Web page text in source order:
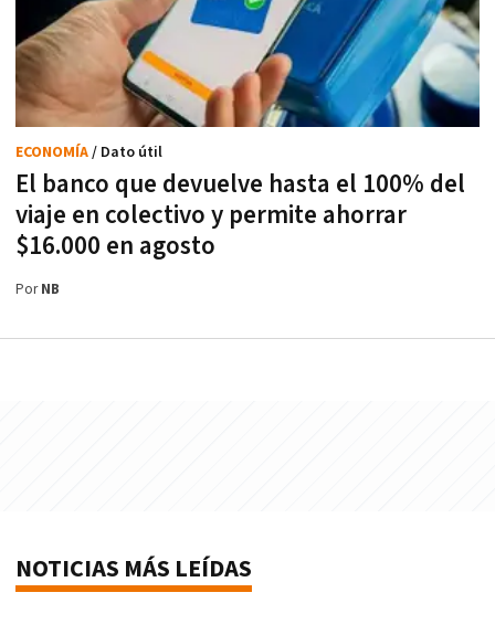
El banco que devuelve hasta el 100% del
viaje en colectivo y permite ahorrar
$16.000 en agosto
ECONOMÍA/ Dato útil
PorNB
NOTICIAS MÁS LEÍDAS